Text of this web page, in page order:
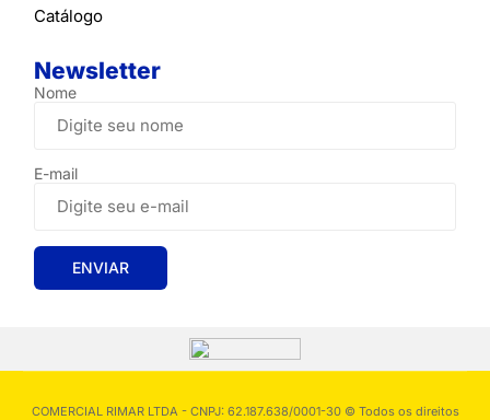
Catálogo
Newsletter
Nome
E-mail
COMERCIAL RIMAR LTDA - CNPJ: 62.187.638/0001-30 © Todos os direitos